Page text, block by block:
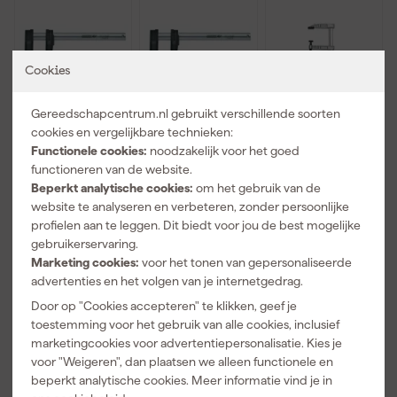
Cookies
Gereedschapcentrum.nl gebruikt verschillende soorten
cookies en vergelijkbare technieken:
Functionele cookies: noodzakelijk voor het goed
functioneren van de website.
Beperkt analytische cookies: om het gebruik van de
website te analyseren en verbeteren, zonder persoonlijke
profielen aan te leggen. Dit biedt voor jou de best mogelijke
gebruikerservaring.
Marketing cookies: voor het tonen van gepersonaliseerde
advertenties en het volgen van je internetgedrag.
Door op "Cookies accepteren" te klikken, geef je
toestemming voor het gebruik van alle cookies, inclusief
marketingcookies voor advertentiepersonalisatie. Kies je
voor "Weigeren", dan plaatsen we alleen functionele en
beperkt analytische cookies. Meer informatie vind je in
Gedore
DIS120025
er Lijmtang -
250 x 120mm
Morgen
bezorgd
Afgelopen 30 dgn
-13%
incl. BTW
Gedore
DIS120150
Tempergietijz
er Lijmtang -
1500 x 120mm
Morgen
bezorgd
-13%
incl. BTW
Brüder
Lijmtang -
50x300mm
Morgen
bezorgd
Adviesprijs 7,49
incl. BTW